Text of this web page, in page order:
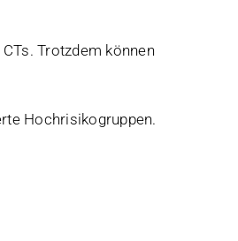
Trotzdem können
Hochrisikogruppen.